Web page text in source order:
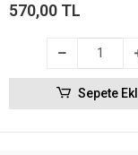
570,00 TL
Sepete